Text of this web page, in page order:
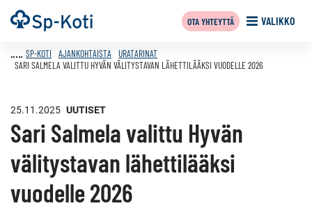
Siirry
sisältöön
Etusivu VALIKKO
OTA YHTEYTTÄ
SP-KOTI AJANKOHTAISTA URATARINAT
SARI SALMELA VALITTU HYVÄN VÄLITYSTAVAN LÄHETTILÄÄKSI VUODELLE 2026
25.11.2025 UUTISET
Sari Salmela valittu Hyvän
välitystavan lähettilääksi
vuodelle 2026